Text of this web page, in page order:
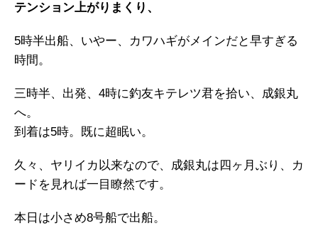
テンション上がりまくり、
5時半出船、いやー、カワハギがメインだと早すぎる
時間。
三時半、出発、4時に釣友キテレツ君を拾い、成銀丸
へ。
到着は5時。既に超眠い。
久々、ヤリイカ以来なので、成銀丸は四ヶ月ぶり、カ
ードを見れば一目瞭然です。
本日は小さめ8号船で出船。